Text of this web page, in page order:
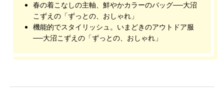
春の着こなしの主軸、鮮やかカラーのバッグ──大沼
こずえの「ずっとの、おしゃれ」
機能的でスタイリッシュ。いまどきのアウトドア服
──大沼こずえの「ずっとの、おしゃれ」